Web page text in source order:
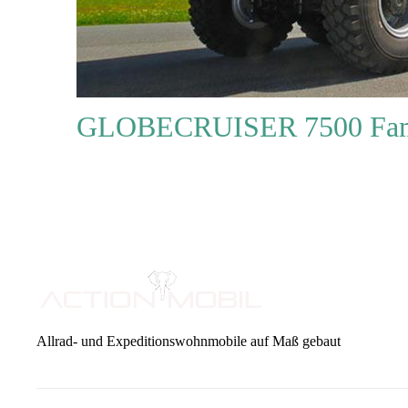
GLOBECRUISER 7500
Allrad- und Expeditionswohnmobile auf Maß gebaut